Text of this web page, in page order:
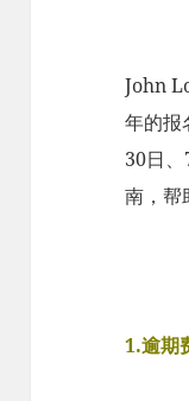
John
年的报
30日
南，帮
1.逾期